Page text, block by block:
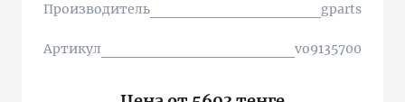
Производитель gparts
Артикул vo9135700